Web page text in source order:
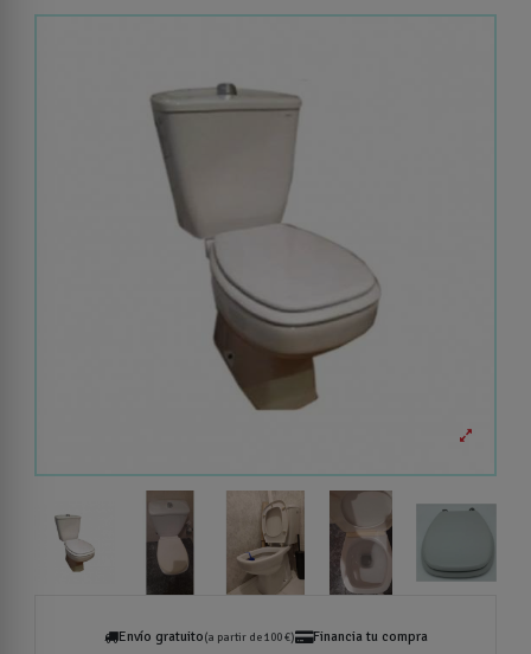
Envío gratuito(a partir de 100 €)
Financia tu compra